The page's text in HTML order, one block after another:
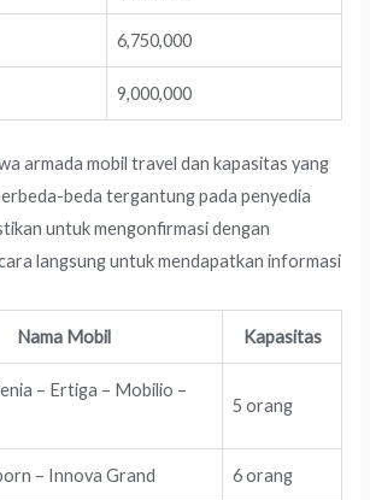
6,750,000
9,000,000
armada mobil travel dan kapasitas yang
beda tergantung pada penyedia
untuk mengonfirmasi dengan
langsung untuk mendapatkan informasi
Nama Mobil Kapasitas
– Ertiga – Mobilio –
5 orang
– Innova Grand 6 orang